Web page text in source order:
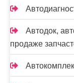
Автодок,
продаже